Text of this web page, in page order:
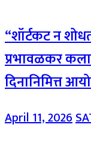
“शॉर्टकट न
प्रभावळकर
दिनानिमित्त
April 11, 2026